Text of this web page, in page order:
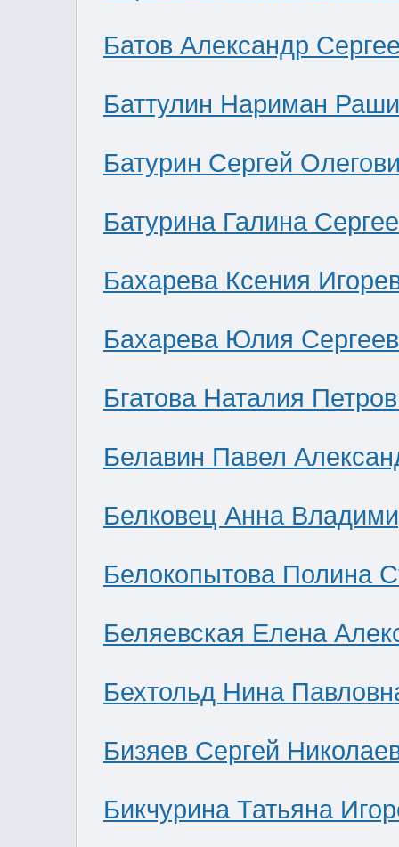
Батов Александр
Баттулин Нариман
Батурин Сергей
Батурина Галина
Бахарева Ксения
Бахарева Юлия
Бгатова Наталия
Белавин Павел
Белковец Анна
Белокопытова Полина
Беляевская Елена
Бехтольд Нина
Бизяев Сергей
Бикчурина Татьяна